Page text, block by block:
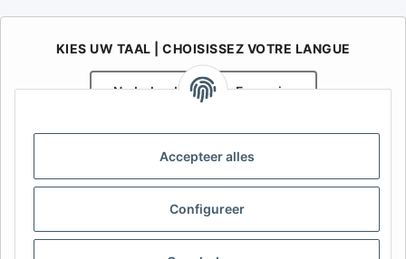
Accepteer alles
Configureer
KIES UW TAAL | CHOISISSEZ VOTRE LANGUE
Nederlands Français
Uw specialist in onderdelen voor aanhangwagens | Votre
spécialiste en pièces détachées pour remorques
Contact: info@afatek.com